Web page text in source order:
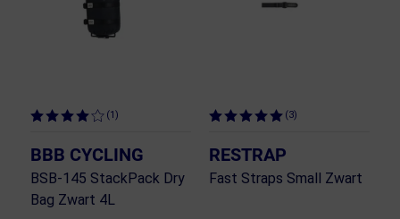
(1)
BBB CYCLING
BSB-145 StackPack Dry
Bag Zwart 4L
(3)
RESTRAP
Fast Straps Small Zwart